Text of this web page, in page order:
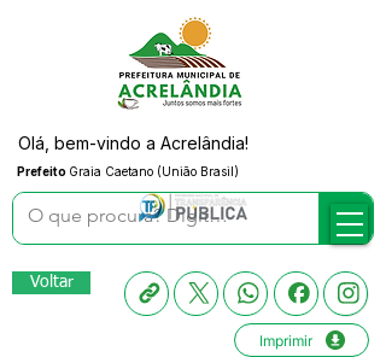
Prefeito Graia Caetano (União Brasil)
Olá, bem-vindo a Acrelândia!
Voltar
Imprimir